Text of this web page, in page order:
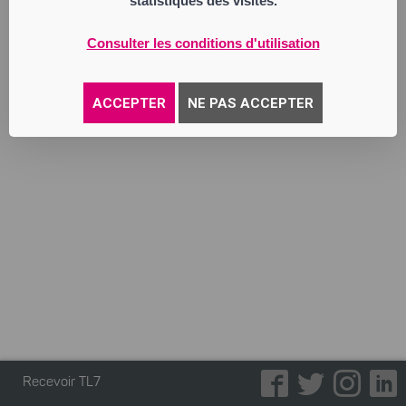
Consulter les conditions d'utilisation
ACCEPTER NE PAS ACCEPTER
pizzeria, sandwicherie, snack, vente de
Recevoir TL7